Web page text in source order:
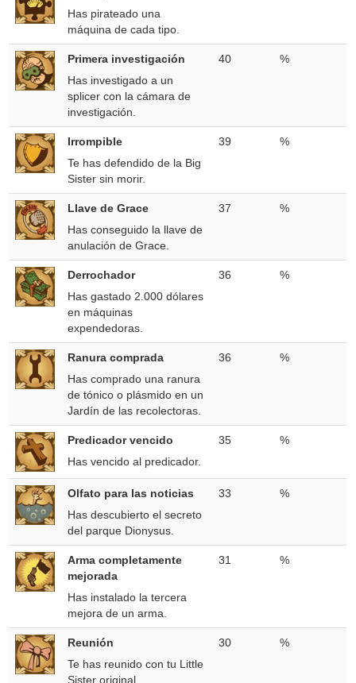
Has pirateado una
máquina de cada tipo.
Primera investigación
Has investigado a un
splicer con la cámara de
investigación.
40 %
Irrompible
Te has defendido de la Big
Sister sin morir.
39 %
Llave de Grace
Has conseguido la llave de
anulación de Grace.
37 %
Derrochador
Has gastado 2.000 dólares
en máquinas
expendedoras.
36 %
Ranura comprada
Has comprado una ranura
de tónico o plásmido en un
Jardín de las recolectoras.
36 %
Predicador vencido
Has vencido al predicador.
35 %
Olfato para las noticias
Has descubierto el secreto
del parque Dionysus.
33 %
Arma completamente
mejorada
Has instalado la tercera
mejora de un arma.
31 %
Reunión
Te has reunido con tu Little
Sister original.
30 %